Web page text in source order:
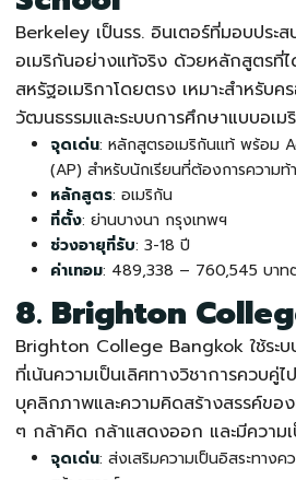
Berkeley เป็นรร. อินเตอร์ที่มอบประ
อเมริกันอย่างแท้จริง ด้วยหลักสูตรที่ไ
สหรัฐอเมริกาโดยตรง เหมาะสำหรับค
วัฒนธรรมและระบบการศึกษาแบบอเม
จุดเด่น: หลักสูตรอเมริกันแท้ พร้อม
(AP) สำหรับนักเรียนที่ต้องการความท้
หลักสูตร: อเมริกัน
ที่ตั้ง: ย่านบางนา กรุงเทพฯ
ช่วงอายุที่รับ: 3-18 ปี
ค่าเทอม: 489,338 – 760,545 บาท
8. Brighton
Brighton College Bangkok ใช้ระ
ที่เน้นความเป็นเลิศทางวิชาการควบคู่
บุคลิกภาพและความคิดสร้างสรรค์ขอ
ๆ กล้าคิด กล้าแสดงออก และมีความ
จุดเด่น: ส่งเสริมความเป็นอิสระทาง